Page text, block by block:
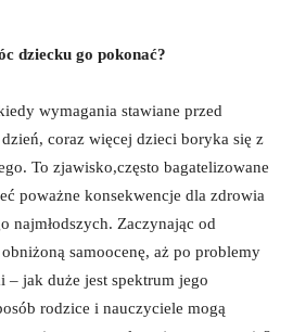
dziecku go pokonać?
wymagania ‌stawiane przed
coraz więcej dzieci ⁤boryka się z
To zjawisko,często bagatelizowane⁢
poważne konsekwencje dla zdrowia
najmłodszych. Zaczynając od⁤
samoocenę, aż po problemy
⁤– jak duże jest spektrum jego
rodzice i nauczyciele ⁢mogą